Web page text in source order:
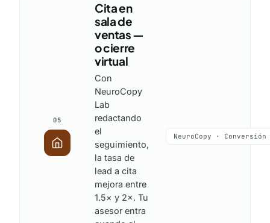
05
Cita en
sala de
ventas —
o cierre
virtual
Con
NeuroCopy
Lab
redactando
el
seguimiento,
la tasa de
lead a cita
mejora entre
1.5× y 2×. Tu
asesor entra
NeuroCopy · Conversión